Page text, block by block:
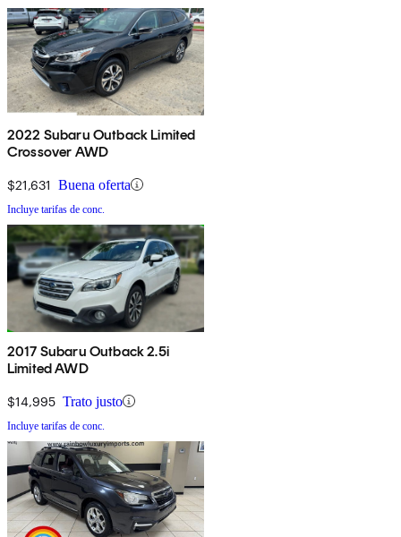
2022 Subaru Outback Limited
Crossover AWD
$21,631 Buena oferta
Incluye tarifas de conc.
2017 Subaru Outback 2.5i
Limited AWD
$14,995 Trato justo
Incluye tarifas de conc.